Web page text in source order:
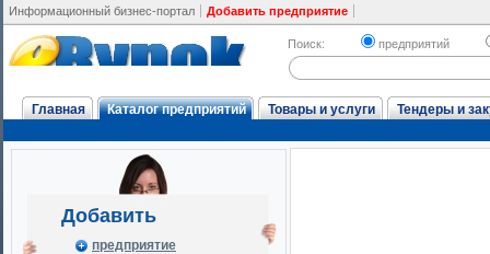
Информационный бизнес-портал Добавить предприятие
Поиск: предприятий
Главная Каталог предприятий Товары и услуги Тендеры и
Добавить
предприятие